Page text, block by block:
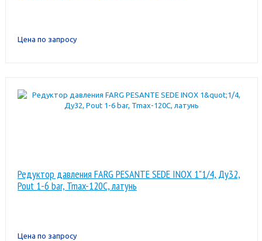
Цена по запросу
Редуктор давления FARG PESANTE SEDE INOX 1"1/4, Ду32,
Pout 1-6 bar, Tmax-120C, латунь
Цена по запросу